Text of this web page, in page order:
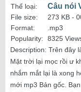
Thể loại:
Câu nói
File size: 273 KB -
Format:
.mp3
Popularity:
8325
Description: Trên đây
Mặt trời lại mọc rồi ư
nhắm mắt lại là xong
mới mp3 Bản gốc.